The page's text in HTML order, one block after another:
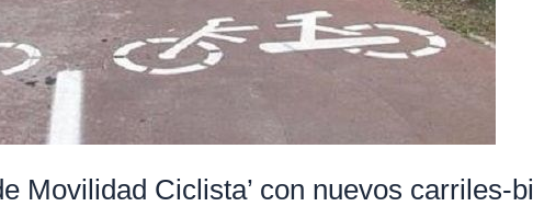
Movilidad Ciclista’ con nuevos carriles-